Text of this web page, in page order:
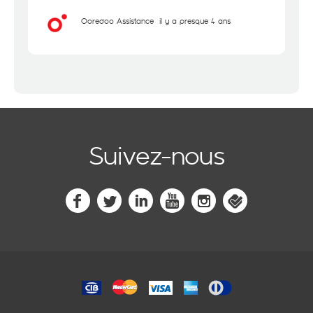
Ooredoo Assistance il y a presque 4 ans
Suivez-nous